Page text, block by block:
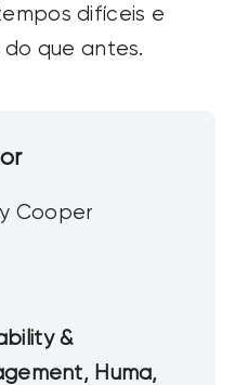
difíceis e
do que antes.
Cooper
&
Huma,